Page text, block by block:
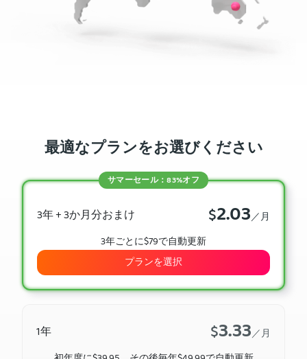
最適なプランをお選びください
3年 + 3か月分おまけ $2.03／月
サマーセール：83%オフ
3年ごとに$79で自動更新
プランを選択
1年 $3.33／月